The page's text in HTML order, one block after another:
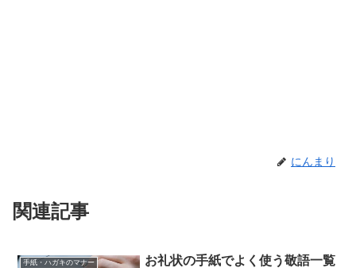
にんまり
関連記事
手紙・ハガキのマナー
お礼状の手紙でよく使う敬語一覧